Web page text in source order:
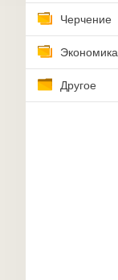
Черчение
Экономика
Другое